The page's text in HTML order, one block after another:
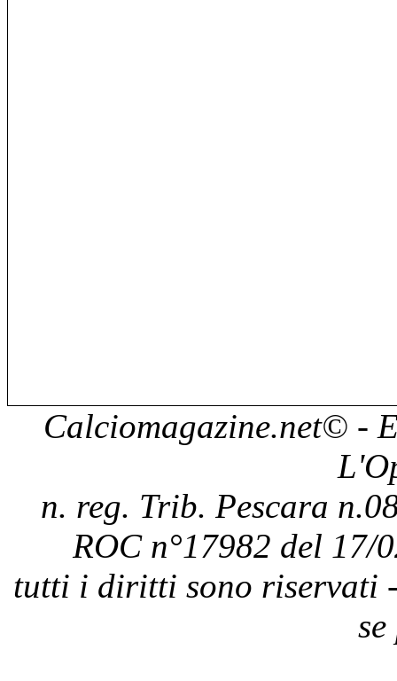
Calciomagazine.net© -
n. reg. Trib. Pescara
ROC n°17982 del 17/
tutti i diritti sono riservati